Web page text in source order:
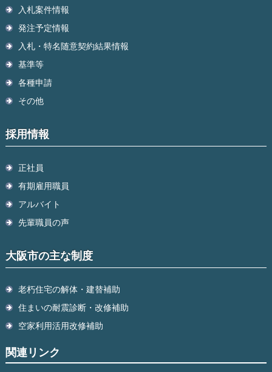
入札案件情報
発注予定情報
入札・特名随意契約結果情報
基準等
各種申請
その他
採用情報
正社員
有期雇用職員
アルバイト
先輩職員の声
大阪市の主な制度
老朽住宅の解体・建替補助
住まいの耐震診断・改修補助
空家利用活用改修補助
関連リンク